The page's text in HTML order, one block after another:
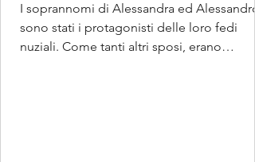
I soprannomi di Alessandra ed Alessandro
sono stati i protagonisti delle loro fedi
nuziali. Come tanti altri sposi, erano